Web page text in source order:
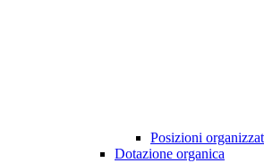
Posizioni
Dotazione organica